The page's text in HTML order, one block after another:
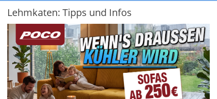
Lehmkaten: Tipps und Infos